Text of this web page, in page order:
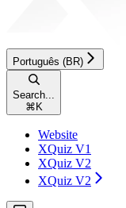
Português (BR)
Search...
⌘ K
Website
XQuiz V1
XQuiz V2
XQuiz V2